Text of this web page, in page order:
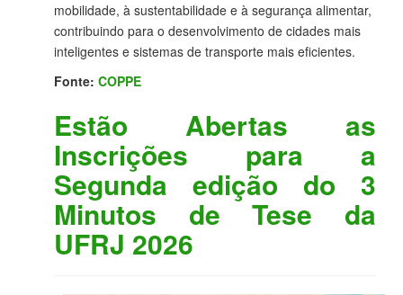
mobilidade, à sustentabilidade e à segurança alimentar,
contribuindo para o desenvolvimento de cidades mais
inteligentes e sistemas de transporte mais eficientes.
Fonte: COPPE
Estão Abertas as
Inscrições para a
Segunda edição do 3
Minutos de Tese da
UFRJ 2026